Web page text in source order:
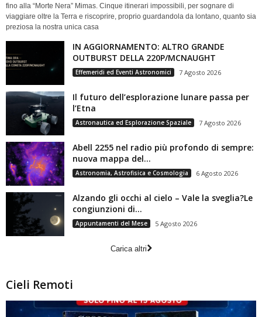
fino alla “Morte Nera” Mimas. Cinque itinerari impossibili, per sognare di
viaggiare oltre la Terra e riscoprire, proprio guardandola da lontano, quanto sia
preziosa la nostra unica casa
IN AGGIORNAMENTO: ALTRO GRANDE
OUTBURST DELLA 220P/MCNAUGHT
Effemeridi ed Eventi Astronomici 7 Agosto 2026
Il futuro dell’esplorazione lunare passa per
l’Etna
Astronautica ed Esplorazione Spaziale 7 Agosto 2026
Abell 2255 nel radio più profondo di sempre:
nuova mappa del...
Astronomia, Astrofisica e Cosmologia 6 Agosto 2026
Alzando gli occhi al cielo – Vale la sveglia?Le
congiunzioni di...
Appuntamenti del Mese 5 Agosto 2026
Carica altri
Cieli Remoti